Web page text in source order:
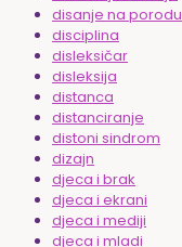
disanje na porodu
disciplina
disleksičar
disleksija
distanca
distanciranje
distoni sindrom
dizajn
djeca i brak
djeca i ekrani
djeca i mediji
djeca i mladi